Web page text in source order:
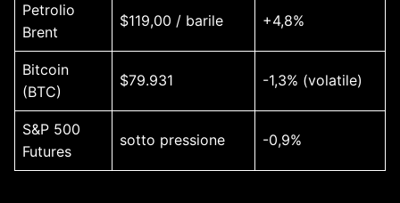
Petrolio
Brent
$119,00 / barile +4,8%
Bitcoin
(BTC)
$79.931 -1,3% (volatile)
S&P 500
Futures
sotto pressione -0,9%